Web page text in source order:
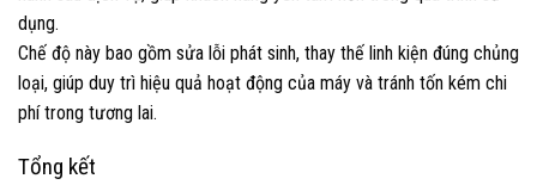
dụng.
Chế độ này bao gồm sửa lỗi phát sinh, thay thế linh kiện đúng chủng
loại, giúp duy trì hiệu quả hoạt động của máy và tránh tốn kém chi
phí trong tương lai.
Tổng kết